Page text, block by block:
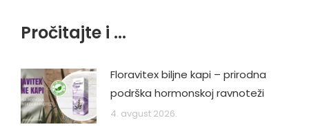
Pročitajte i ...
Floravitex biljne kapi – prirodna
podrška hormonskoj ravnoteži
4. avgust 2026.